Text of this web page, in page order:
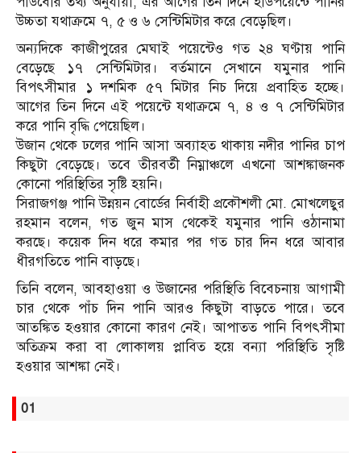
উচ্চতা যথাক্রমে ৭, ৫ ও ৬ সেন্টিমিটার করে বেড়েছিল।
অন্যদিকে কাজীপুরের মেঘাই পয়েন্টেও গত ২৪ ঘণ্টায় পানি
বেড়েছে ১৭ সেন্টিমিটার। বর্তমানে সেখানে যমুনার পানি
বিপৎসীমার ১ দশমিক ৫৭ মিটার নিচ দিয়ে প্রবাহিত হচ্ছে।
আগের তিন দিনে এই পয়েন্টে যথাক্রমে ৭, ৪ ও ৭ সেন্টিমিটার
করে পানি বৃদ্ধি পেয়েছিল।
উজান থেকে ঢলের পানি আসা অব্যাহত থাকায় নদীর পানির চাপ
কিছুটা বেড়েছে। তবে তীরবর্তী নিম্নাঞ্চলে এখনো আশঙ্কাজনক
কোনো পরিস্থিতির সৃষ্টি হয়নি।
সিরাজগঞ্জ পানি উন্নয়ন বোর্ডের নির্বাহী প্রকৌশলী মো. মোখলেছুর
রহমান বলেন, গত জুন মাস থেকেই যমুনার পানি ওঠানামা
করছে। কয়েক দিন ধরে কমার পর গত চার দিন ধরে আবার
ধীরগতিতে পানি বাড়ছে।
তিনি বলেন, আবহাওয়া ও উজানের পরিস্থিতি বিবেচনায় আগামী
চার থেকে পাঁচ দিন পানি আরও কিছুটা বাড়তে পারে। তবে
আতঙ্কিত হওয়ার কোনো কারণ নেই। আপাতত পানি বিপৎসীমা
অতিক্রম করা বা লোকালয় প্লাবিত হয়ে বন্যা পরিস্থিতি সৃষ্টি
হওয়ার আশঙ্কা নেই।
01